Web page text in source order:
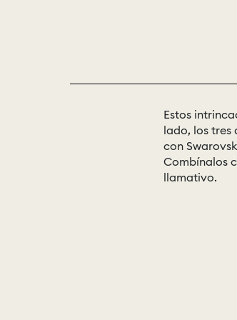
Estos
lado, los
con
Combínalos
llamativo.